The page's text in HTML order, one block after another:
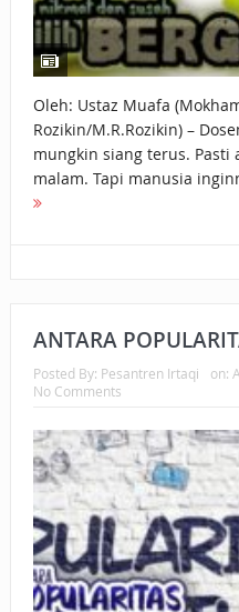
Oleh: Ustaz Muafa
Rozikin/M.R.Rozikin) –
mungkin siang terus. Pasti
malam. Tapi manusia
ANTARA
Posted By: Pesantren Irtaqi on:
No Comments